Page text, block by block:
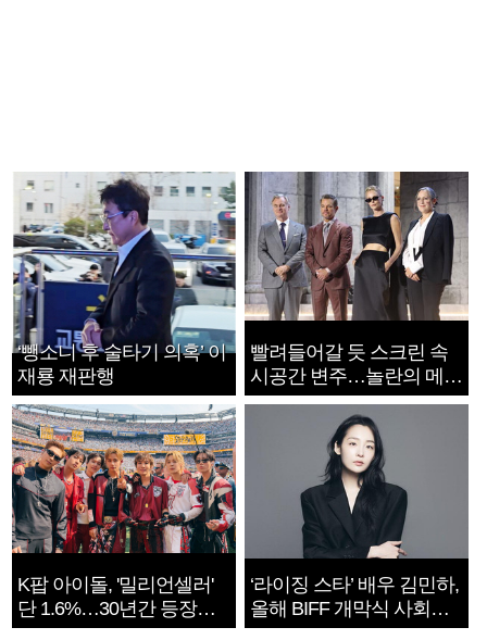
‘뺑소니 후 술타기 의혹’ 이
재룡 재판행
빨려들어갈 듯 스크린 속
시공간 변주…놀란의 메시
지는 ‘전쟁 속죄’
K팝 아이돌, '밀리언셀러'
단 1.6%…30년간 등장
1182개팀 전수조사
‘라이징 스타’ 배우 김민하,
올해 BIFF 개막식 사회자
확정